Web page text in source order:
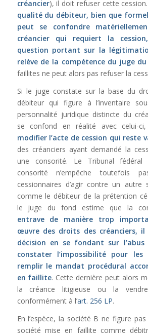
créancier), il doit refuser cette
qualité du débiteur, bien que
peut se confondre
créancier qui requiert la
question portant sur la
relève de la compétence du juge
faillites ne peut alors pas refuser la
Si le juge constate sur la base du
débiteur qui figure à l’inventaire
personnalité juridique distincte du
se confond en réalité avec celui-ci,
modifier l’acte de cession qui reste
des créanciers ayant demandé la
une consorité. Le Tribunal
consorité n’empêche toutefois
cessionnaires d’agir contre un autre
comme le débiteur de la prétention
le juge du fond estime que la
entrave de manière trop
œuvre des droits des créanciers,
décision en se fondant sur
constater l’impossibilité pour les
remplir le mandat procédural
en faillite. Cette dernière peut alors
la créance litigieuse ou la
conformément à l’art. 256 LP.
En l’espèce, la société B ne figure pas
société mise en faillite comme